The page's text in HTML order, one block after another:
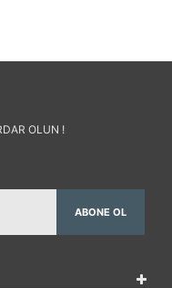
OLUN !
ABONE OL